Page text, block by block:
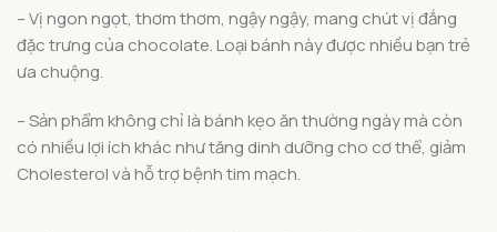
– Vị ngon ngọt, thơm thơm, ngậy ngậy, mang chút vị đắng
đặc trưng của chocolate. Loại bánh này được nhiều bạn trẻ
ưa chuộng.
– Sản phẩm không chỉ là bánh kẹo ăn thường ngày mà còn
có nhiều lợi ích khác như tăng dinh dưỡng cho cơ thể, giảm
Cholesterol và hỗ trợ bệnh tim mạch.